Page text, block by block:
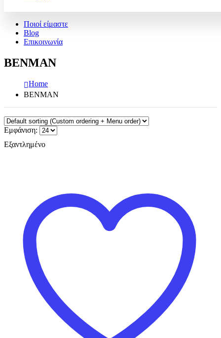
Ποιοί είμαστε
Blog
Επικοινωνία
BENMAN
Home
BENMAN
Εμφάνιση:
Εξαντλημένο